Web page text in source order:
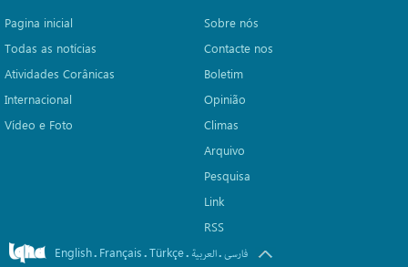
Pagina inicial
Todas as notícias
Atividades Corânicas
Internacional
Vídeo e Foto
Sobre nós
Contacte nos
Boletim
Opinião
Climas
Arquivo
Pesquisa
Link
RSS
English. Français.Türkçe. العربیة.فارسی